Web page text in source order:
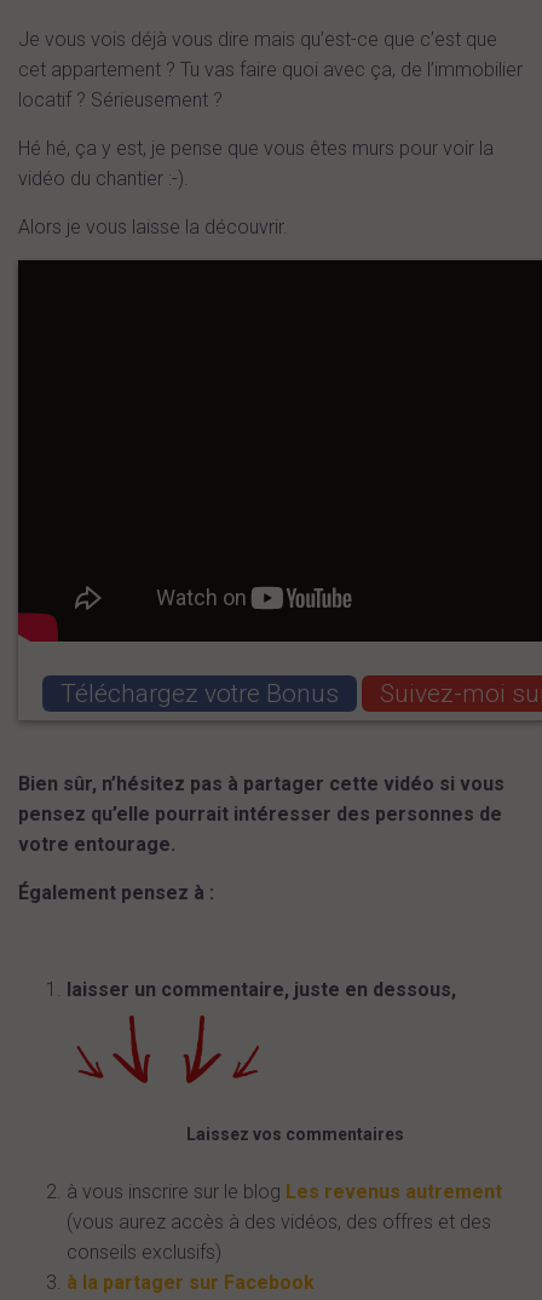
Je vous vois déjà vous dire mais qu’est-ce que c’est que
cet appartement ? Tu vas faire quoi avec ça, de l’immobilier
locatif ? Sérieusement ?
Hé hé, ça y est, je pense que vous êtes murs pour voir la
vidéo du chantier :-).
Alors je vous laisse la découvrir.
Téléchargez votre Bonus Suivez-moi
Bien sûr, n’hésitez pas à partager cette vidéo si vous
pensez qu’elle pourrait intéresser des personnes de
votre entourage.
Également pensez à :
laisser un commentaire, juste en dessous,
Laissez vos commentaires
à vous inscrire sur le blog Les revenus autrement
(vous aurez accès à des vidéos, des offres et des
conseils exclusifs)
à la partager sur Facebook